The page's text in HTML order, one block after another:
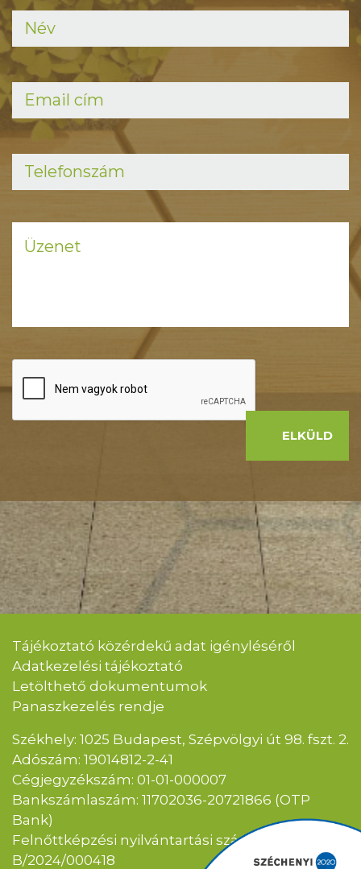
ELKÜLD
Tájékoztató közérdekű adat igényléséről
Adatkezelési tájékoztató
Letölthető dokumentumok
Panaszkezelés rendje
Székhely: 1025 Budapest, Szépvölgyi út 98. fszt. 2.
Adószám: 19014812-2-41
Cégjegyzékszám: 01-01-000007
Bankszámlaszám: 11702036-20721866 (OTP
Bank)
Felnőttképzési nyilvántartási szám:
B/2024/000418